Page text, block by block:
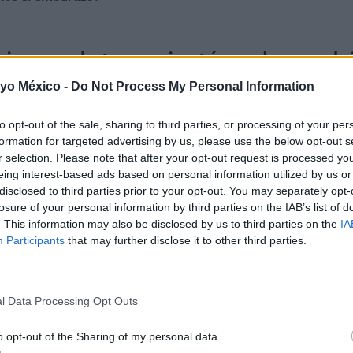
México - Do Not Process My Personal Information
opt-out of the sale, sharing to third parties, or processing of your
for targeted advertising by us, please use the below opt-out
selection. Please note that after your opt-out request is processed
interest-based ads based on personal information utilized by us
to third parties prior to your opt-out. You may separately
of your personal information by third parties on the IAB’s list of
This information may also be disclosed by us to third parties on the
Participants that may further disclose it to other third parties.
Data Processing Opt Outs
opt-out of the Sharing of my personal data.
puede tener si estás
los sus efectos en el embarazo y la lactancia:
o tiene intención de quedar embarazada, consulte a su médico o
Su médico decidirá si se debe o no administrar este
porque metoclopramida pasa a la leche materna y puede
este mismo prospecto, que pueden afectar a cualquier
por parte del ginecólogo que te prescriba el